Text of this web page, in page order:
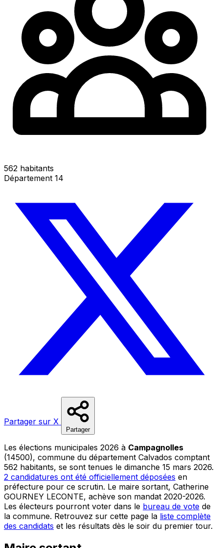
562 habitants
Département 14
Partager sur X
Partager
Les élections municipales 2026 à Campagnolles
(14500), commune du département Calvados comptant
562 habitants, se sont tenues le dimanche 15 mars 2026.
2 candidatures ont été officiellement déposées en
préfecture pour ce scrutin. Le maire sortant, Catherine
GOURNEY LECONTE, achève son mandat 2020-2026.
Les électeurs pourront voter dans le bureau de vote de
la commune. Retrouvez sur cette page la liste complète
des candidats et les résultats dès le soir du premier tour.